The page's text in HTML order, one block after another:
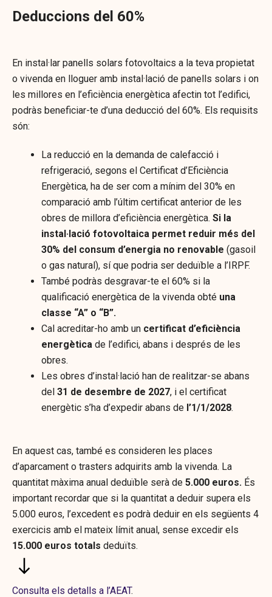
Deduccions del 60%
En instal·lar panells solars fotovoltaics a la teva propietat
o vivenda en lloguer amb instal·lació de panells solars i on
les millores en l’eficiència energètica afectin tot l’edifici,
podràs beneficiar-te d’una deducció del 60%. Els requisits
són:
La reducció en la demanda de calefacció i
refrigeració, segons el Certificat d’Eficiència
Energètica, ha de ser com a mínim del 30% en
comparació amb l’últim certificat anterior de les
obres de millora d’eficiència energètica. Si la
instal·lació fotovoltaica permet reduir més del
30% del consum d’energia no renovable (gasoil
o gas natural), sí que podria ser deduïble a l’IRPF.
També podràs desgravar-te el 60% si la
qualificació energètica de la vivenda obté una
classe “A” o “B”.
Cal acreditar-ho amb un certificat d’eficiència
energètica de l’edifici, abans i després de les
obres.
Les obres d’instal·lació han de realitzar-se abans
del 31 de desembre de 2027, i el certificat
energètic s’ha d’expedir abans de l’1/1/2028.
En aquest cas, també es consideren les places
d’aparcament o trasters adquirits amb la vivenda. La
quantitat màxima anual deduïble serà de 5.000 euros. És
important recordar que si la quantitat a deduir supera els
5.000 euros, l’excedent es podrà deduir en els següents 4
exercicis amb el mateix límit anual, sense excedir els
15.000 euros totals deduïts.
Consulta els detalls a l’AEAT.